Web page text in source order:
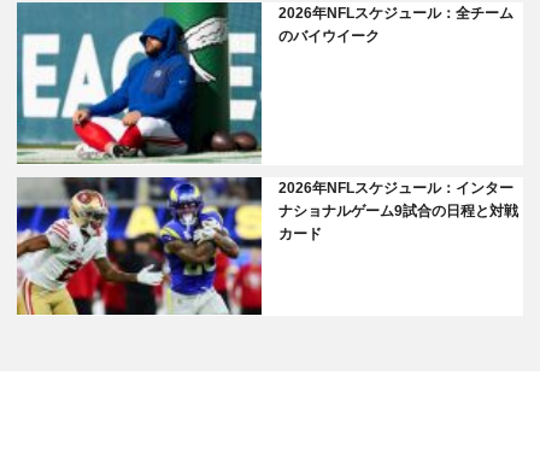
2026年NFLスケジュール：全チーム
のバイウイーク
2026年NFLスケジュール：インター
ナショナルゲーム9試合の日程と対戦
カード